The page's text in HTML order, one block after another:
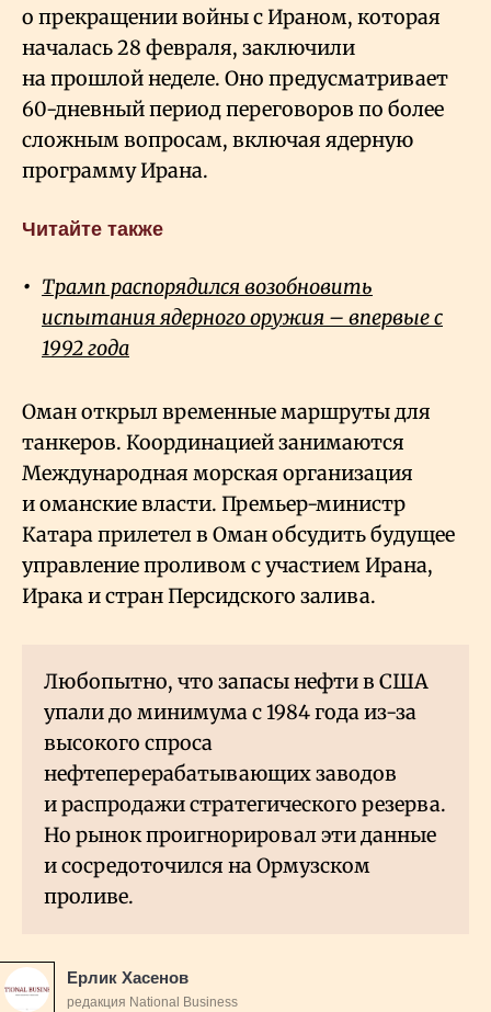
о прекращении войны с Ираном, которая
началась 28 февраля, заключили
на прошлой неделе. Оно предусматривает
60-дневный период переговоров по более
сложным вопросам, включая ядерную
программу Ирана.
Читайте также
Трамп распорядился возобновить
испытания ядерного оружия – впервые с
1992 года
Оман открыл временные маршруты для
танкеров. Координацией занимаются
Международная морская организация
и оманские власти. Премьер-министр
Катара прилетел в Оман обсудить будущее
управление проливом с участием Ирана,
Ирака и стран Персидского залива.
Любопытно, что запасы нефти в США
упали до минимума с 1984 года из-за
высокого спроса
нефтеперерабатывающих заводов
и распродажи стратегического резерва.
Но рынок проигнорировал эти данные
и сосредоточился на Ормузском
проливе.
Ерлик Хасенов
редакция National Business